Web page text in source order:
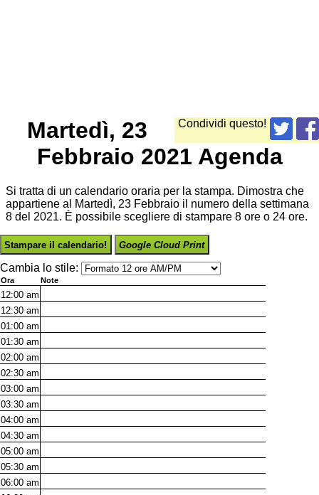
Condividi questo!
Martedì, 23
Febbraio 2021 Agenda
Si tratta di un calendario oraria per la stampa. Dimostra che
appartiene al Martedì, 23 Febbraio il numero della settimana
8 del 2021. È possibile scegliere di stampare 8 ore o 24 ore.
Stampare il calendario! Google Cloud Print
Cambia lo stile:
Ora Note
12:00 am
12:30 am
01:00 am
01:30 am
02:00 am
02:30 am
03:00 am
03:30 am
04:00 am
04:30 am
05:00 am
05:30 am
06:00 am